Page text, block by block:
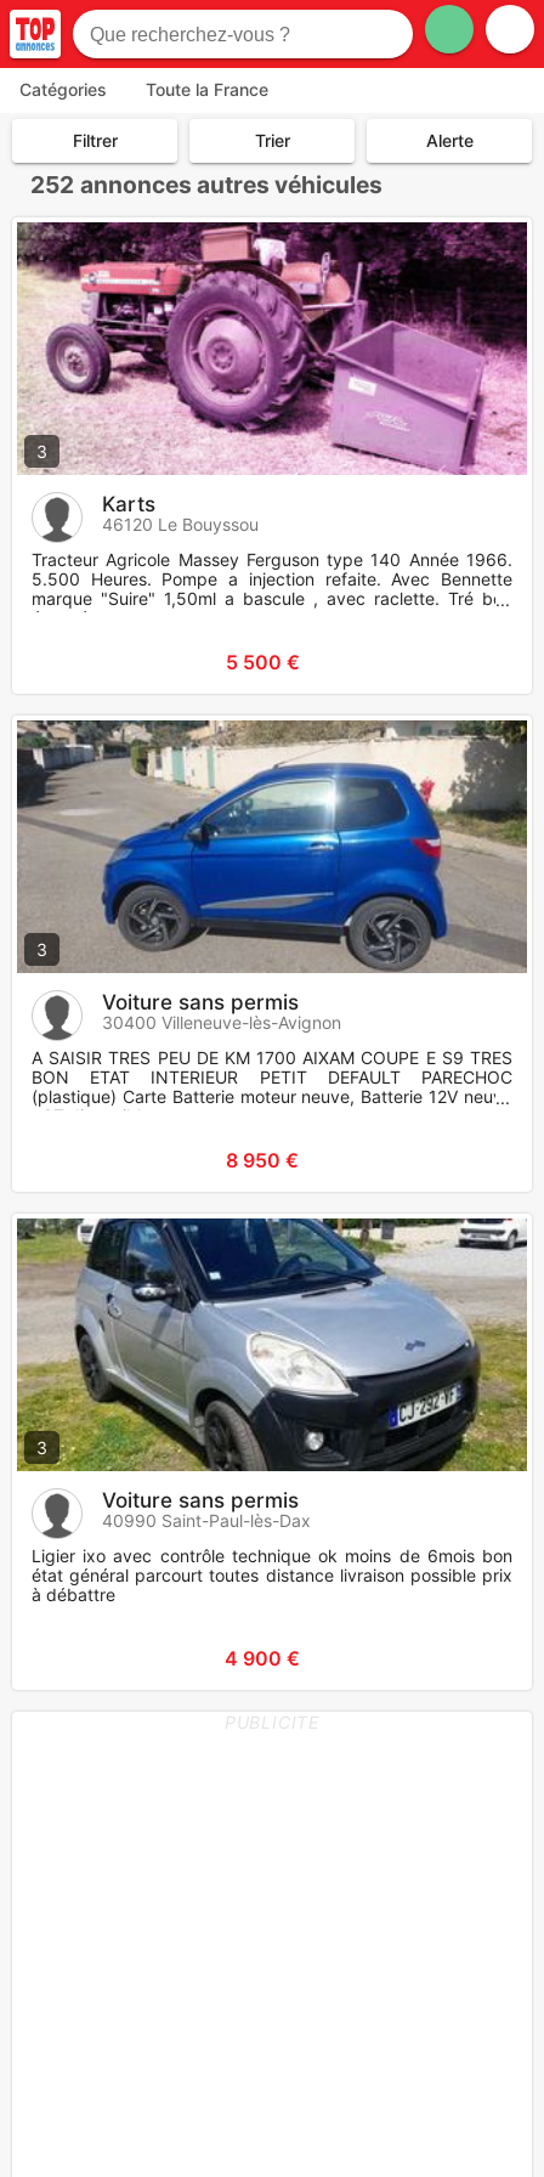
Catégories Toute la France
Filtrer Trier Alerte
252 annonces autres véhicules
3
Karts
46120 Le Bouyssou
Tracteur Agricole Massey Ferguson type 140 Année 1966.
5.500 Heures. Pompe a injection refaite. Avec Bennette
marque "Suire" 1,50ml a bascule , avec raclette. Tré bon
état gé
5 500 €
3
Voiture sans permis
30400 Villeneuve-lès-Avignon
A SAISIR TRES PEU DE KM 1700 AIXAM COUPE E S9 TRES
BON ETAT INTERIEUR PETIT DEFAULT PARECHOC
(plastique) Carte Batterie moteur neuve, Batterie 12V neuve
. CT disponible
8 950 €
3
Voiture sans permis
40990 Saint-Paul-lès-Dax
Ligier ixo avec contrôle technique ok moins de 6mois bon
état général parcourt toutes distance livraison possible prix
à débattre
4 900 €
PUBLICITE